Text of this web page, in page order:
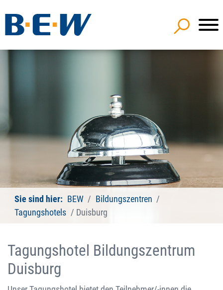
Sie sind hier: BEW
Bildungszentren
Tagungshotels
Duisburg
Tagungshotel Bildungszentrum
Duisburg